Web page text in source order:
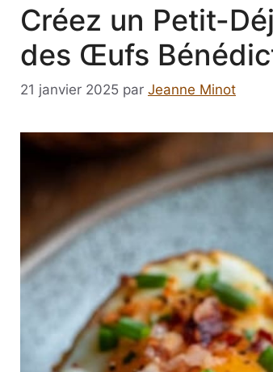
Créez un Petit-
des Œufs
21 janvier 2025 par Jeanne Minot